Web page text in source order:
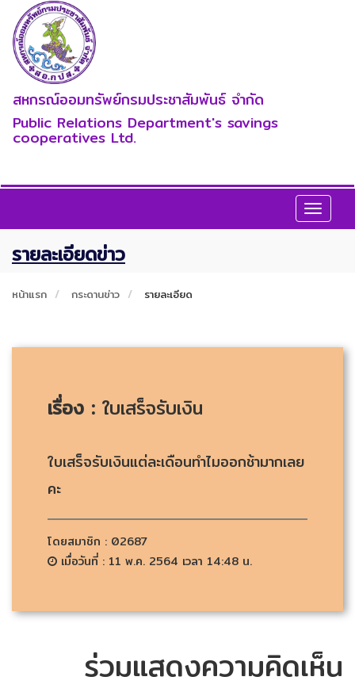
สหกรณ์ออมทรัพย์กรมประชาสัมพันธ์ จำกัด
Public Relations Department's savings
cooperatives Ltd.
Toggle
รายละเอียดข่าว
หน้าแรก กระดานข่าว รายละเอียด
เรื่อง : ใบเสร็จรับเงิน
ใบเสร็จรับเงินแต่ละเดือนทำไมออกช้ามากเลย
คะ
โดยสมาชิก : 02687
เมื่อวันที่ : 11 พ.ค. 2564 เวลา 14:48 น.
ร่วมแสดงความคิดเห็น